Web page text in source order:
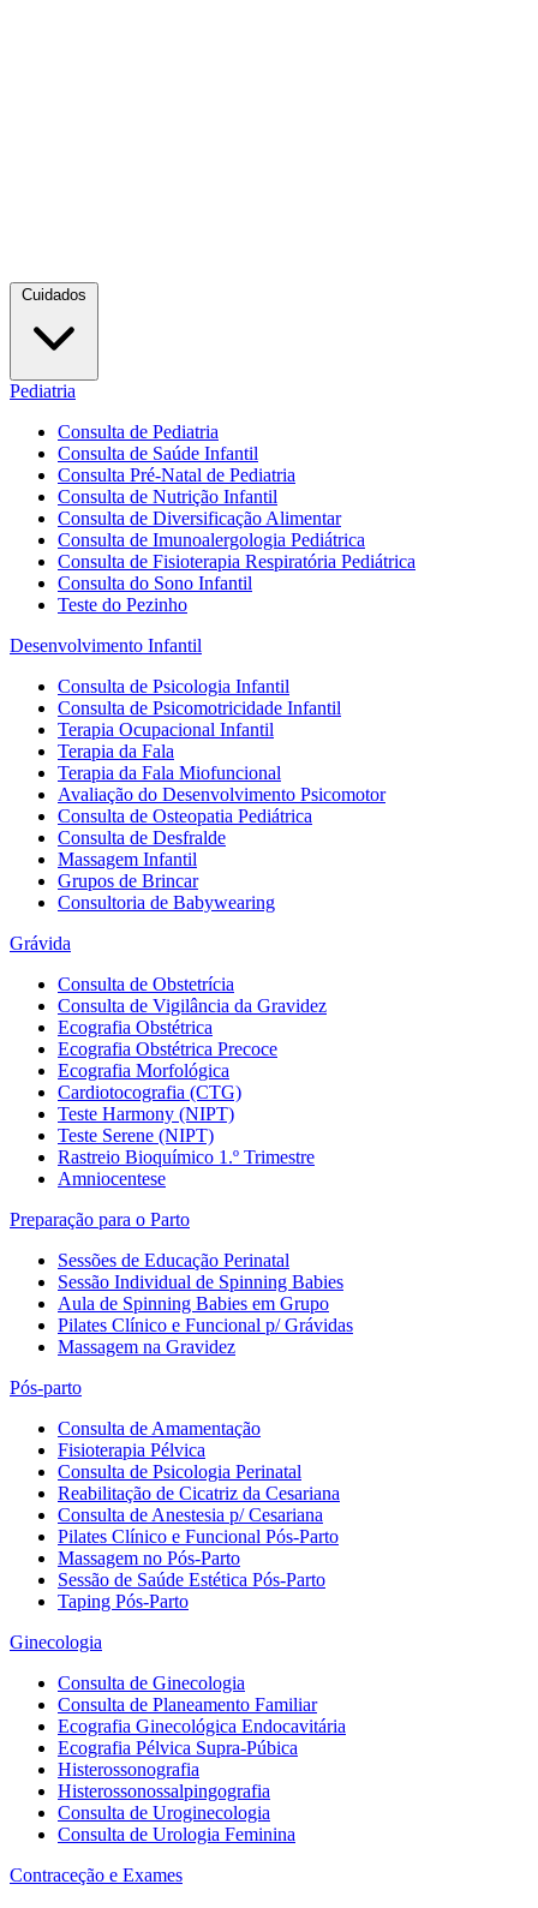
Pediatria
Consulta de Pediatria
Consulta de Saúde Infantil
Consulta Pré-Natal de Pediatria
Consulta de Nutrição Infantil
Consulta de Diversificação Alimentar
Consulta de Imunoalergologia Pediátrica
Consulta de Fisioterapia Respiratória Pediátrica
Consulta do Sono Infantil
Teste do Pezinho
Desenvolvimento Infantil
Consulta de Psicologia Infantil
Consulta de Psicomotricidade Infantil
Terapia Ocupacional Infantil
Terapia da Fala
Terapia da Fala Miofuncional
Avaliação do Desenvolvimento Psicomotor
Consulta de Osteopatia Pediátrica
Consulta de Desfralde
Massagem Infantil
Grupos de Brincar
Consultoria de Babywearing
Grávida
Consulta de Obstetrícia
Consulta de Vigilância da Gravidez
Ecografia Obstétrica
Ecografia Obstétrica Precoce
Ecografia Morfológica
Cardiotocografia (CTG)
Teste Harmony (NIPT)
Teste Serene (NIPT)
Rastreio Bioquímico 1.º Trimestre
Amniocentese
Preparação para o Parto
Sessões de Educação Perinatal
Sessão Individual de Spinning Babies
Aula de Spinning Babies em Grupo
Pilates Clínico e Funcional p/ Grávidas
Massagem na Gravidez
Pós-parto
Consulta de Amamentação
Fisioterapia Pélvica
Consulta de Psicologia Perinatal
Reabilitação de Cicatriz da Cesariana
Consulta de Anestesia p/ Cesariana
Pilates Clínico e Funcional Pós-Parto
Massagem no Pós-Parto
Sessão de Saúde Estética Pós-Parto
Taping Pós-Parto
Ginecologia
Consulta de Ginecologia
Consulta de Planeamento Familiar
Ecografia Ginecológica Endocavitária
Ecografia Pélvica Supra-Púbica
Histerossonografia
Histerossonossalpingografia
Consulta de Uroginecologia
Consulta de Urologia Feminina
Contraceção e Exames